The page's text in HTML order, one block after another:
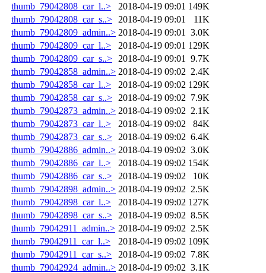
thumb_79042808_car_l..>
2018-04-19 09:01 149K
thumb_79042808_car_s..>
2018-04-19 09:01
11K
thumb_79042809_admin..> 2018-04-19 09:01
3.0K
thumb_79042809_car_l..>
2018-04-19 09:01 129K
thumb_79042809_car_s..>
2018-04-19 09:01
9.7K
thumb_79042858_admin..> 2018-04-19 09:02 2.4K
thumb_79042858_car_l..>
2018-04-19 09:02 129K
thumb_79042858_car_s..>
2018-04-19 09:02 7.9K
thumb_79042873_admin..> 2018-04-19 09:02 2.1K
thumb_79042873_car_l..>
2018-04-19 09:02
84K
thumb_79042873_car_s..>
2018-04-19 09:02 6.4K
thumb_79042886_admin..> 2018-04-19 09:02 3.0K
thumb_79042886_car_l..>
2018-04-19 09:02 154K
thumb_79042886_car_s..>
2018-04-19 09:02
10K
thumb_79042898_admin..> 2018-04-19 09:02 2.5K
thumb_79042898_car_l..>
2018-04-19 09:02 127K
thumb_79042898_car_s..>
2018-04-19 09:02 8.5K
thumb_79042911_admin..> 2018-04-19 09:02 2.5K
thumb_79042911_car_l..>
2018-04-19 09:02 109K
thumb_79042911_car_s..>
2018-04-19 09:02 7.8K
thumb_79042924_admin..> 2018-04-19 09:02 3.1K